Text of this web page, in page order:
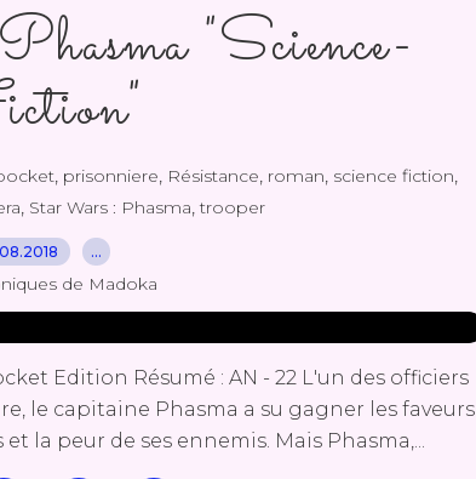
"Science-
, prisonniere, Résistance, roman, science fiction,
, Star Wars : Phasma,trooper
…
de Madoka
Edition Résumé : AN - 22 L'un des officiers
le capitaine Phasma a su gagner les faveurs
la peur de ses ennemis. Mais Phasma,...